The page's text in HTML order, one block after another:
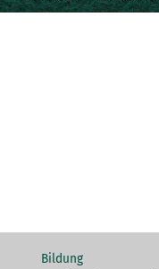
Bildung